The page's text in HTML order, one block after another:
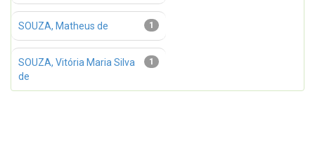
1
SOUZA, Matheus de
1
SOUZA, Vitória Maria Silva
de